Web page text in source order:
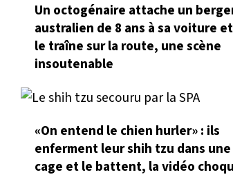
Un octogénaire attache un
australien de 8 ans à sa voiture et
le traîne sur la route, une scène
insoutenable
«On entend le chien hurler» : ils
enferment leur shih tzu dans une
cage et le battent, la vidéo